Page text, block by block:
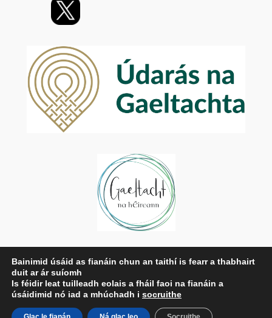
Príobháideachas
Beartas Príobháideachais
Téarmaí agus Coinníollacha
Bainimid úsáid as fianáin chun an taithí is fearr a thabhairt
duit ar ár suíomh
Is féidir leat tuilleadh eolais a fháil faoi na fianáin a
úsáidimid nó iad a mhúchadh i socruithe